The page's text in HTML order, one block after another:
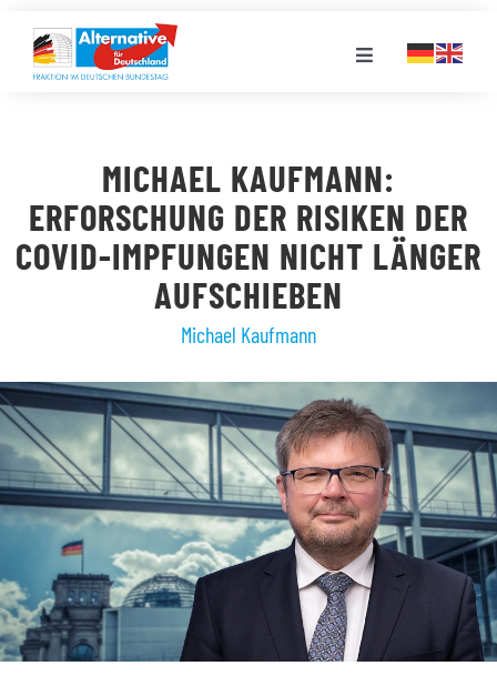
Inhalt
springen
Toggle
LANDESGRUPPEN
VERANSTALTUNGEN
STELLENPORTAL
MEDIATHEK
MICHAEL KAUFMANN:
ERFORSCHUNG DER RISIKEN DER
COVID-IMPFUNGEN NICHT LÄNGER
AUFSCHIEBEN
Michael Kaufmann